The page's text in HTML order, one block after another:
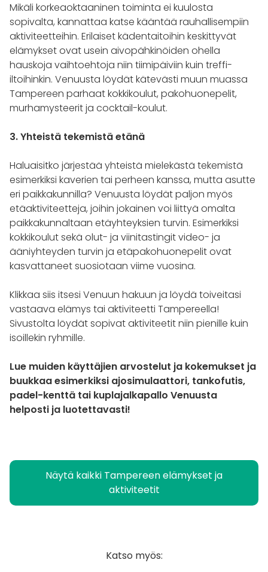
Mikäli korkeaoktaaninen toiminta ei kuulosta
sopivalta, kannattaa katse kääntää rauhallisempiin
aktiviteetteihin. Erilaiset kädentaitoihin keskittyvät
elämykset ovat usein aivopähkinöiden ohella
hauskoja vaihtoehtoja niin tiimipäiviin kuin treffi-
iltoihinkin. Venuusta löydät kätevästi muun muassa
Tampereen parhaat kokkikoulut, pakohuonepelit,
murhamysteerit ja cocktail-koulut.
3. Yhteistä tekemistä etänä
Haluaisitko järjestää yhteistä mielekästä tekemistä
esimerkiksi kaverien tai perheen kanssa, mutta asutte
eri paikkakunnilla? Venuusta löydät paljon myös
etäaktiviteetteja, joihin jokainen voi liittyä omalta
paikkakunnaltaan etäyhteyksien turvin. Esimerkiksi
kokkikoulut sekä olut- ja viinitastingit video- ja
ääniyhteyden turvin ja etäpakohuonepelit ovat
kasvattaneet suosiotaan viime vuosina.
Klikkaa siis itsesi Venuun hakuun ja löydä toiveitasi
vastaava elämys tai aktiviteetti Tampereella!
Sivustolta löydät sopivat aktiviteetit niin pienille kuin
isoillekin ryhmille.
Lue muiden käyttäjien arvostelut ja kokemukset ja
buukkaa esimerkiksi ajosimulaattori, tankofutis,
padel-kenttä tai kuplajalkapallo Venuusta
helposti ja luotettavasti!
Näytä kaikki Tampereen elämykset ja
aktiviteetit
Katso myös: